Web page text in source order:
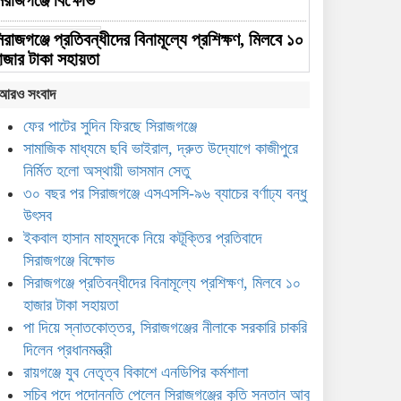
প্রতিবন্ধীদের বিনামূল্যে প্রশিক্ষণ, মিলবে ১০
টাকা সহায়তা
দিয়ে স্নাতকোত্তর, সিরাজগঞ্জের নীলাকে সরকারি
চাকরি দিলেন প্রধানমন্ত্রী
রায়গঞ্জে যুব নেতৃত্ব বিকাশে
এনডিপির কর্মশালা
সচিব পদে পদোন্নতি পেলেন
সিরাজগঞ্জের কৃতি সন্তান আবু সাঈদ
মো. কামরুজ্জামান
সিরাজগঞ্জের মহিবুল হাসানের
নেতৃত্বে জাতীয় বিশ্ববিদ্যালয়ে
সাইবার সচেতনতা কার্যক্রম জোরদার
সদর উপজেলায় শিক্ষা, ভূমি ও
সংবাদ
ফের পাটের সুদিন ফিরছে সিরাজগঞ্জে
সামাজিক মাধ্যমে ছবি ভাইরাল, দ্রুত উদ্যোগে কাজীপুরে
নির্মিত হলো অস্থায়ী ভাসমান সেতু
৩০ বছর পর সিরাজগঞ্জে এসএসসি-৯৬ ব্যাচের বর্ণাঢ্য বন্ধু
উৎসব
ইকবাল হাসান মাহমুদকে নিয়ে কটূক্তির প্রতিবাদে
সিরাজগঞ্জে বিক্ষোভ
সিরাজগঞ্জে প্রতিবন্ধীদের বিনামূল্যে প্রশিক্ষণ, মিলবে ১০
হাজার টাকা সহায়তা
পা দিয়ে স্নাতকোত্তর, সিরাজগঞ্জের নীলাকে সরকারি চাকরি
দিলেন প্রধানমন্ত্রী
রায়গঞ্জে যুব নেতৃত্ব বিকাশে এনডিপির কর্মশালা
সচিব পদে পদোন্নতি পেলেন সিরাজগঞ্জের কৃতি সন্তান আবু